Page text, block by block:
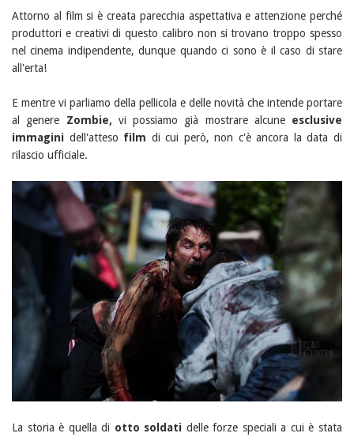
Attorno al film si è creata parecchia aspettativa e attenzione perché
produttori e creativi di questo calibro non si trovano troppo spesso
nel cinema indipendente, dunque quando ci sono è il caso di stare
all'erta!
E mentre vi parliamo della pellicola e delle novità che intende portare
al genere Zombie, vi possiamo già mostrare alcune esclusive
immagini dell'atteso film di cui però, non c'è ancora la data di
rilascio ufficiale.
La storia è quella di otto soldati delle forze speciali a cui è stata